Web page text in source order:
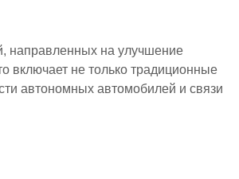
направленных на улучшение
включает не только традиционные
автономных автомобилей и связи